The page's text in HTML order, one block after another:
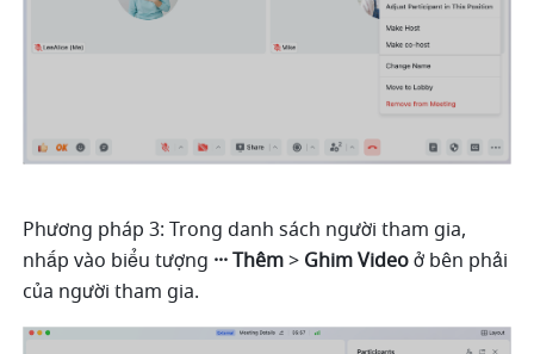
Phương pháp 3: Trong danh sách người tham gia,
nhấp vào biểu tượng ··· Thêm > Ghim Video ở bên phải
của người tham gia.